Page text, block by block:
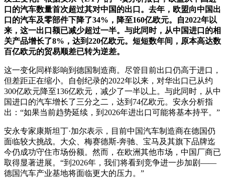
口的汽车数量首次超过其对中国的出口。去年，欧盟向中国出
口的汽车及零部件下降了34%，降至160亿欧元。自2022年以
来，这一出口额已减少超过一半。与此同时，从中国进口的相
关产品增长了8%，达到220亿欧元。短短数年间，原本高达数
百亿欧元的贸易顺差已转为逆差。
这一变化同样影响到德国制造商。尽管目前出口仍高于进口，
但差距正在缩小。自创纪录的2022年以来，对华出口已从约
300亿欧元降至136亿欧元，减少了一半以上。与此同时，从中
国进口的汽车增长了三分之二，达到74亿欧元。安永分析指
出：“如果当前趋势延续，到2026年进出口可能将基本持平。”
安永专家康斯坦丁·加尔表示，目前中国汽车制造商在德国仍
面临较大挑战。大众、梅赛德斯-奔驰、宝马及其旗下品牌迄
今仍成功守住市场份额。然而，在欧洲其他市场，中国厂商已
取得显著进展。“到2026年，我们将看到竞争进一步加剧——
德国汽车产业基地将面临更大的压力。”